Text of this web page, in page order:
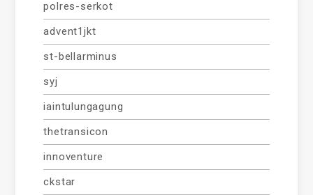
polres-serkot
advent1jkt
st-bellarminus
syj
iaintulungagung
thetransicon
innoventure
ckstar